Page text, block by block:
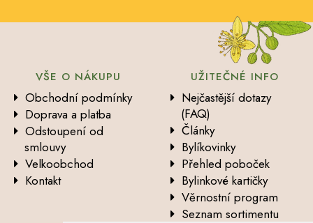
VŠE O NÁKUPU
Obchodní podmínky
Doprava a platba
Odstoupení od
smlouvy
Velkoobchod
Kontakt
UŽITEČNÉ INFO
Nejčastější dotazy
(FAQ)
Články
Bylíkovinky
Přehled poboček
Bylinkové kartičky
Věrnostní program
Seznam sortimentu